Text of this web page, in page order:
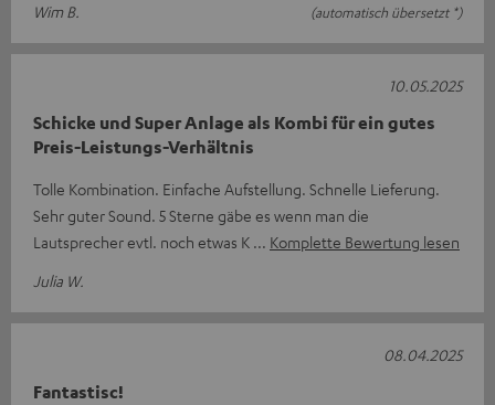
Wim B.
(automatisch übersetzt *)
Schicke und Super Anlage als Kombi für ein gutes
Preis-Leistungs-Verhältnis
Tolle Kombination. Einfache Aufstellung. Schnelle Lieferung.
Sehr guter Sound. 5 Sterne gäbe es wenn man die
Lautsprecher evtl. noch etwas K
Komplette Bewertung lesen
Julia W.
10.05.2025
Fantastisc!
08.04.2025